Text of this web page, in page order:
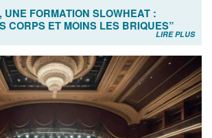
UNE FORMATION SLOWHEAT :
CORPS ET MOINS LES BRIQUES”
LIRE PLUS